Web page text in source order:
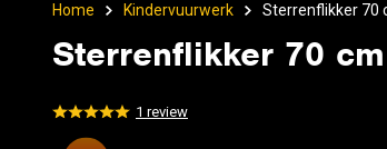
Home Kindervuurwerk Sterrenflikker 70
Sterrenflikker 70 cm
1 review